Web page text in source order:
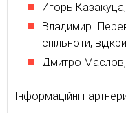
Игорь
Владимир
спільноти,
Дмитро
Інформаційні